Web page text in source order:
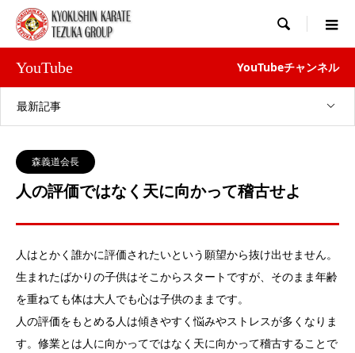

YouTube YouTubeチャンネル
最新記事
森義道会長
人の評価ではなく天に向かって稽古せよ
人はとかく誰かに評価されたいという願望から抜け出せません。
生まれたばかりの子供はそこからスタートですが、そのまま年齢
を重ねても体は大人でも心は子供のままです。
人の評価をもとめる人は傾きやすく悩みやストレスが多くなりま
す。修業とは人に向かってではなく天に向かって稽古することで